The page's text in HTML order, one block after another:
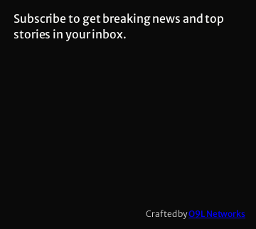
Subscribe to get breaking news and top
stories in your inbox.
Crafted byO9L Networks